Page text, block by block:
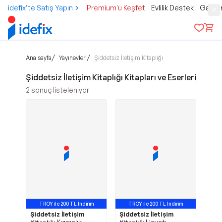
idefix’te Satış Yapın Premium'u Keşfet Evlilik Destek
Ana sayfa/ Yayınevleri/ Şiddetsiz İletişim Kitaplığı
Şiddetsiz İletişim Kitaplığı Kitapları ve Eserleri
2 sonuç listeleniyor
TROY ile 200 TL İndirim
Şiddetsiz İletişim
TROY ile 200 TL İndirim
Şiddetsiz İletişim